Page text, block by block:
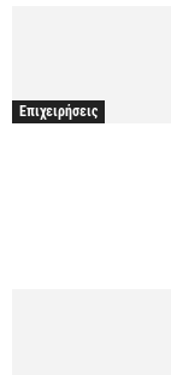
Επιχειρήσεις